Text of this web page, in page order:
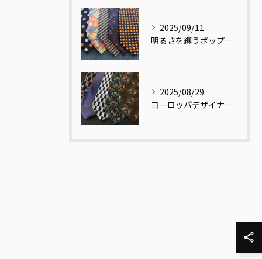
2025/09/11
明るさを纏うポップ柄ネクタイ
2025/08/29
ヨーロッパデザイナーの視点で再解釈された和柄ネクタイ